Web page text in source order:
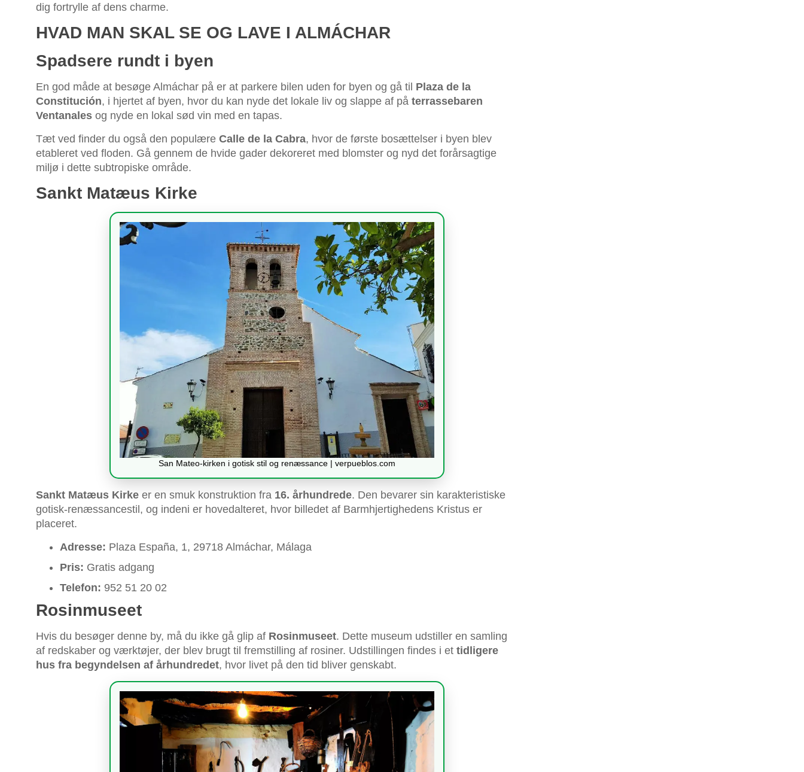
dig fortrylle af dens charme.
HVAD MAN SKAL SE OG LAVE I ALMÁCHAR
Spadsere rundt i byen
En god måde at besøge Almáchar på er at parkere bilen uden for byen og gå til Plaza de la
Constitución, i hjertet af byen, hvor du kan nyde det lokale liv og slappe af på terrassebaren
Ventanales og nyde en lokal sød vin med en tapas.
Tæt ved finder du også den populære Calle de la Cabra, hvor de første bosættelser i byen blev
etableret ved floden. Gå gennem de hvide gader dekoreret med blomster og nyd det forårsagtige
miljø i dette subtropiske område.
Sankt Matæus Kirke
San Mateo-kirken i gotisk stil og renæssance | verpueblos.com
Sankt Matæus Kirke er en smuk konstruktion fra 16. århundrede. Den bevarer sin karakteristiske
gotisk-renæssancestil, og indeni er hovedalteret, hvor billedet af Barmhjertighedens Kristus er
placeret.
Adresse: Plaza España, 1, 29718 Almáchar, Málaga
Pris: Gratis adgang
Telefon: 952 51 20 02
Rosinmuseet
Hvis du besøger denne by, må du ikke gå glip af Rosinmuseet. Dette museum udstiller en samling
af redskaber og værktøjer, der blev brugt til fremstilling af rosiner. Udstillingen findes i et tidligere
hus fra begyndelsen af ​​århundredet, hvor livet på den tid bliver genskabt.